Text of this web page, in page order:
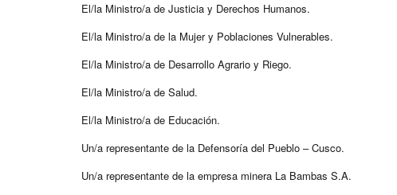
El/la Ministro/a de Justicia y Derechos Humanos.
El/la Ministro/a de la Mujer y Poblaciones Vulnerables.
El/la Ministro/a de Desarrollo Agrario y Riego.
El/la Ministro/a de Salud.
El/la Ministro/a de Educación.
Un/a representante de la Defensoría del Pueblo – Cusco.
Un/a representante de la empresa minera La Bambas S.A.